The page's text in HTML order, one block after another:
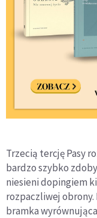
Trzecią tercję Pasy
bardzo szybko
niesieni dopingiem
rozpaczliwej obrony.
bramka